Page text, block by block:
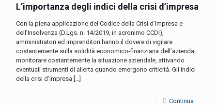
L’importanza degli indici della crisi d’impresa
Con la piena applicazione del Codice della Crisi d’Impresa e
dell’Insolvenza (D.Lgs. n. 14/2019, in acronimo CCDI),
amministratori ed imprenditori hanno il dovere di vigilare
costantemente sulla solidità economico-finanziaria dell’azienda,
monitorare costantemente la situazione aziendale, attivando
eventuali strumenti di allerta quando emergono criticità. Gli indici
della crisi d’impresa
Continua